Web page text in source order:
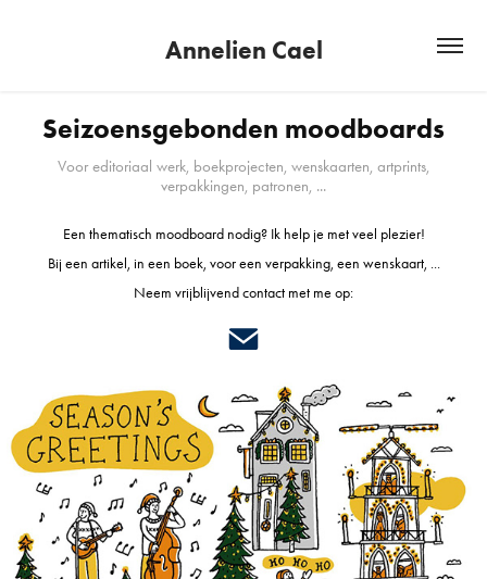
Annelien Cael
Seizoensgebonden moodboards
Voor editoriaal werk, boekprojecten, wenskaarten, artprints,
verpakkingen, patronen, ...
Een thematisch moodboard nodig? Ik help je met veel plezier!
Bij een artikel, in een boek, voor een verpakking, een wenskaart, ...
Neem vrijblijvend contact met me op: